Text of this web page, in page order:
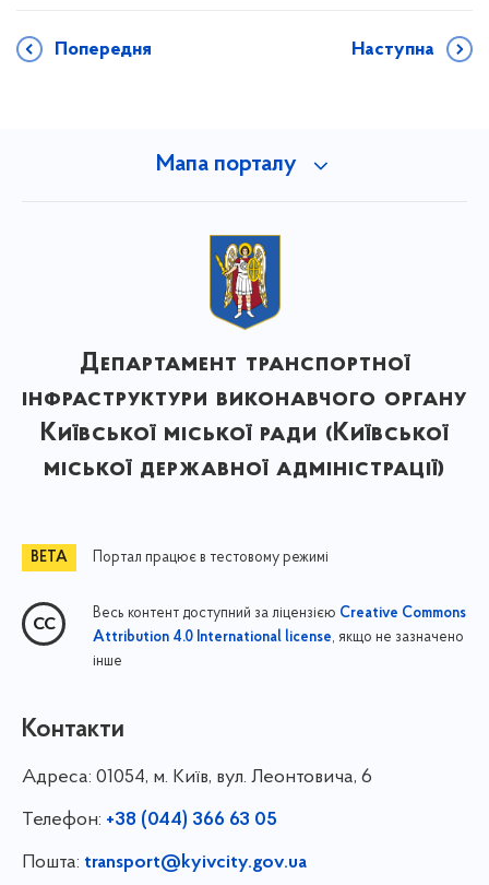
Попередня Наступна
Мапа порталу
Департамент транспортної
інфраструктури виконавчого органу
Київської міської ради (Київської
міської державної адміністрації)
Портал працює в тестовому режимі
Весь контент доступний за ліцензією Creative Commons
Attribution 4.0 International license, якщо не зазначено
інше
Контакти
Адреса: 01054, м. Київ, вул. Леонтовича, 6
Телефон: +38 (044) 366 63 05
Пошта: transport@kyivcity.gov.ua